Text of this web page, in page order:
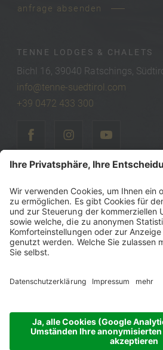
anfrage absenden
TENNE LODGES & CHALETS
Bichl 16, 39040 Ratschings,
info@tenne-suedtirol.com
+39 0472 433 300
©2026 Tenne Lodges & Chalets
Impressum
produced by